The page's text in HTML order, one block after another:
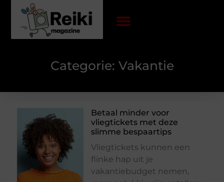
Categorie: Vakantie
Betaal minder voor
vliegtickets met deze
slimme bespaartips
Vliegtickets kunnen een
flinke hap uit je
vakantiebudget nemen,